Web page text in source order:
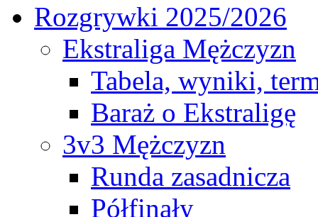
Rozgrywki 2025/2026
Ekstraliga Mężczyzn
Tabela, wyniki,
Baraż o Ekstraligę
3v3 Mężczyzn
Runda zasadnicza
Półfinały